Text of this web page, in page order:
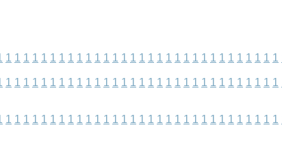
1 1 1 1 1 1 1 1 1 1 1 1 1 1 1 1 1 1 1 1 1 1 1 1 1 1 1 1 1 1 1
1 1 1 1 1 1 1 1 1 1 1 1 1 1 1 1 1 1 1 1 1 1 1 1 1 1 1 1 1 1 1
1 1 1 1 1 1 1 1 1 1 1 1 1 1 1 1 1 1 1 1 1 1 1 1 1 1 1 1 1 1 1